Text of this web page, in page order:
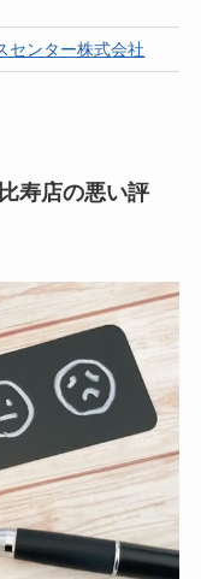
センター株式会社
寿店の悪い評